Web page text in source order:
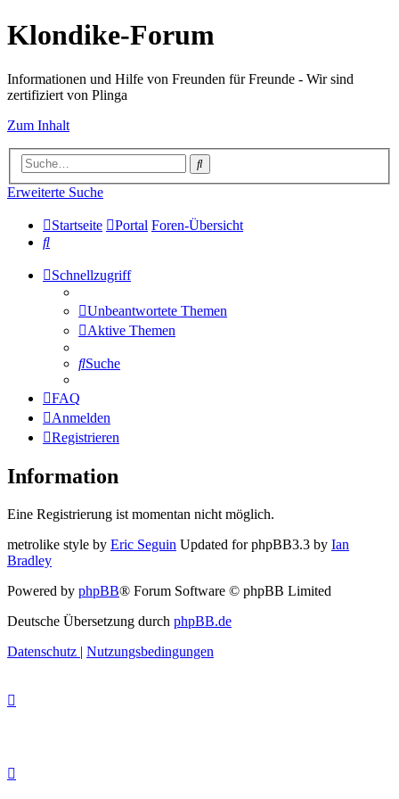
Klondike-Forum
Informationen und Hilfe von Freunden für Freunde - Wir sind
zertifiziert von Plinga
Zum Inhalt
Suche
Erweiterte Suche
Startseite Portal Foren-Übersicht
Suche
Schnellzugriff
Unbeantwortete Themen
Aktive Themen
Suche
FAQ
Anmelden
Registrieren
Information
Eine Registrierung ist momentan nicht möglich.
metrolike style by Eric Seguin Updated for phpBB3.3 by Ian
Bradley
Powered by phpBB® Forum Software © phpBB Limited
Deutsche Übersetzung durch phpBB.de
Datenschutz | Nutzungsbedingungen